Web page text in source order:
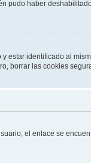
pudo haber
estar identificado al
borrar las cookies
el enlace se